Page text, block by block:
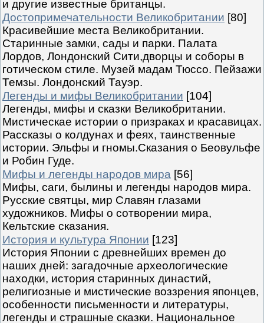
и другие известные британцы.
Достопримечательности Великобритании [80]
Красивейшие места Великобритании.
Старинные замки, сады и парки. Палата
Лордов, Лондонский Сити,дворцы и соборы в
готическом стиле. Музей мадам Тюссо. Пейзажи
Темзы. Лондонский Тауэр.
Легенды и мифы Великобритании [104]
Легенды, мифы и сказки Великобритании.
Мистическае истории о призраках и красавицах.
Рассказы о колдунах и феях, таинственные
истории. Эльфы и гномы.Сказания о Беовульфе
и Робин Гуде.
Мифы и легенды народов мира [56]
Мифы, саги, былины и легенды народов мира.
Русские святцы, мир Славян глазами
художников. Мифы о сотворении мира,
Кельтские сказания.
История и культура Японии [123]
История Японии с древнейших времен до
наших дней: загадочные археологические
находки, история старинных династий,
религиозные и мистические воззрения японцев,
особенности письменности и литературы,
легенды и страшные сказки. Национальное